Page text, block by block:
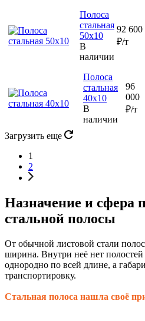
Полоса
стальная
50х10
В
наличии
92 600
₽/т
Полоса
стальная
40х10
В
наличии
96
000
₽/т
Загрузить еще
1
2
Назначение и сфера
стальной полосы
От обычной листовой стали
ширина. Внутри неё нет
однородно по всей длине, а
транспортировку.
Стальная полоса нашла своё